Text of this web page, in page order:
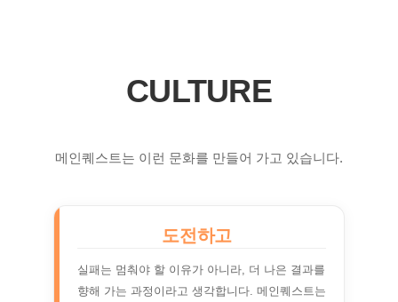
CULTURE
메인퀘스트는 이런 문화를 만들어 가고 있습니다.
도전하고
실패는 멈춰야 할 이유가 아니라, 더 나은 결과를
향해 가는 과정이라고 생각합니다. 메인퀘스트는